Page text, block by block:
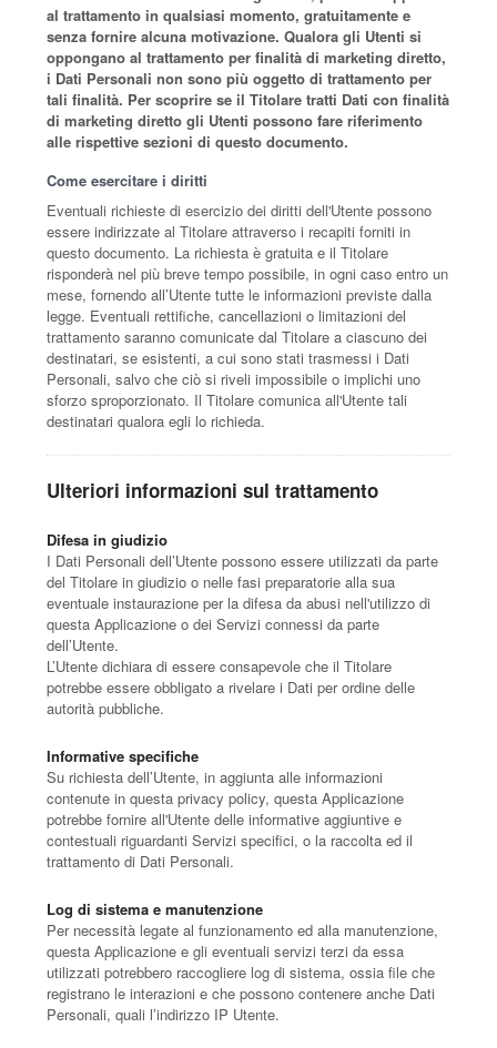
al trattamento in qualsiasi momento, gratuitamente e
senza fornire alcuna motivazione. Qualora gli Utenti si
oppongano al trattamento per finalità di marketing diretto,
i Dati Personali non sono più oggetto di trattamento per
tali finalità. Per scoprire se il Titolare tratti Dati con finalità
di marketing diretto gli Utenti possono fare riferimento
alle rispettive sezioni di questo documento.
Come esercitare i diritti
Eventuali richieste di esercizio dei diritti dell'Utente possono
essere indirizzate al Titolare attraverso i recapiti forniti in
questo documento. La richiesta è gratuita e il Titolare
risponderà nel più breve tempo possibile, in ogni caso entro un
mese, fornendo all’Utente tutte le informazioni previste dalla
legge. Eventuali rettifiche, cancellazioni o limitazioni del
trattamento saranno comunicate dal Titolare a ciascuno dei
destinatari, se esistenti, a cui sono stati trasmessi i Dati
Personali, salvo che ciò si riveli impossibile o implichi uno
sforzo sproporzionato. Il Titolare comunica all'Utente tali
destinatari qualora egli lo richieda.
Ulteriori informazioni sul trattamento
Difesa in giudizio
I Dati Personali dell’Utente possono essere utilizzati da parte
del Titolare in giudizio o nelle fasi preparatorie alla sua
eventuale instaurazione per la difesa da abusi nell'utilizzo di
questa Applicazione o dei Servizi connessi da parte
dell’Utente.
L’Utente dichiara di essere consapevole che il Titolare
potrebbe essere obbligato a rivelare i Dati per ordine delle
autorità pubbliche.
Informative specifiche
Su richiesta dell’Utente, in aggiunta alle informazioni
contenute in questa privacy policy, questa Applicazione
potrebbe fornire all'Utente delle informative aggiuntive e
contestuali riguardanti Servizi specifici, o la raccolta ed il
trattamento di Dati Personali.
Log di sistema e manutenzione
Per necessità legate al funzionamento ed alla manutenzione,
questa Applicazione e gli eventuali servizi terzi da essa
utilizzati potrebbero raccogliere log di sistema, ossia file che
registrano le interazioni e che possono contenere anche Dati
Personali, quali l’indirizzo IP Utente.